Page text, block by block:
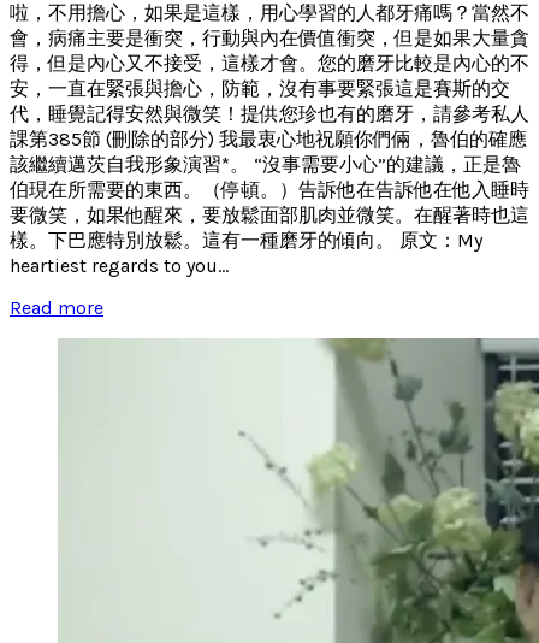
啦，不用擔心，如果是這樣，用心學習的人都牙痛嗎？當然不
會，病痛主要是衝突，行動與內在價值衝突，但是如果大量貪
得，但是內心又不接受，這樣才會。您的磨牙比較是內心的不
安，一直在緊張與擔心，防範，沒有事要緊張這是賽斯的交
代，睡覺記得安然與微笑！提供您珍也有的磨牙，請參考私人
課第385節 (刪除的部分) 我最衷心地祝願你們倆，魯伯的確應
該繼續邁茨自我形象演習*。 “沒事需要小心”的建議，正是魯
伯現在所需要的東西。（停頓。）告訴他在告訴他在他入睡時
要微笑，如果他醒來，要放鬆面部肌肉並微笑。在醒著時也這
樣。下巴應特別放鬆。這有一種磨牙的傾向。 原文：My
heartiest regards to you...
Read more